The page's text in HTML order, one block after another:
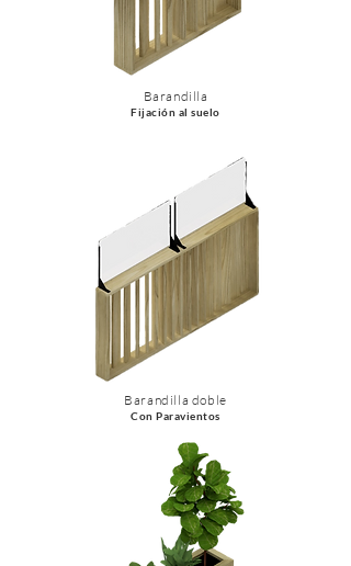
Barandilla
Fijación al suelo
Barandilla doble
Con Paravientos